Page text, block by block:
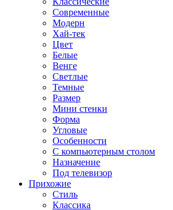
Современные
Модерн
Хай-тек
Цвет
Белые
Венге
Светлые
Темные
Размер
Мини стенки
Форма
Угловые
Особенности
С компьютерным столом
Назначение
Под телевизор
Прихожие
Стиль
Классика